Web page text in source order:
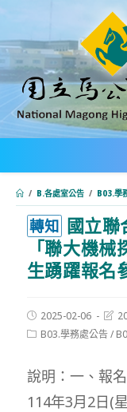
轉
主
要
內
/ B.各處室公告 / B03.學
轉知 國立聯
「聯大機
生踴躍報名
Post
published:
2025-02-06
Post
last
PostB03.學務處公告/
說明：一、報
114年3月2日(